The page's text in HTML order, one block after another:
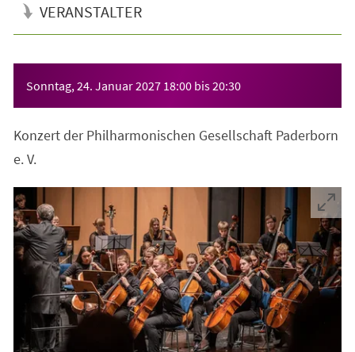
VERANSTALTER
Sonntag, 24. Januar 2027 18:00 bis20:30
Konzert der Philharmonischen Gesellschaft Paderborn
e. V.